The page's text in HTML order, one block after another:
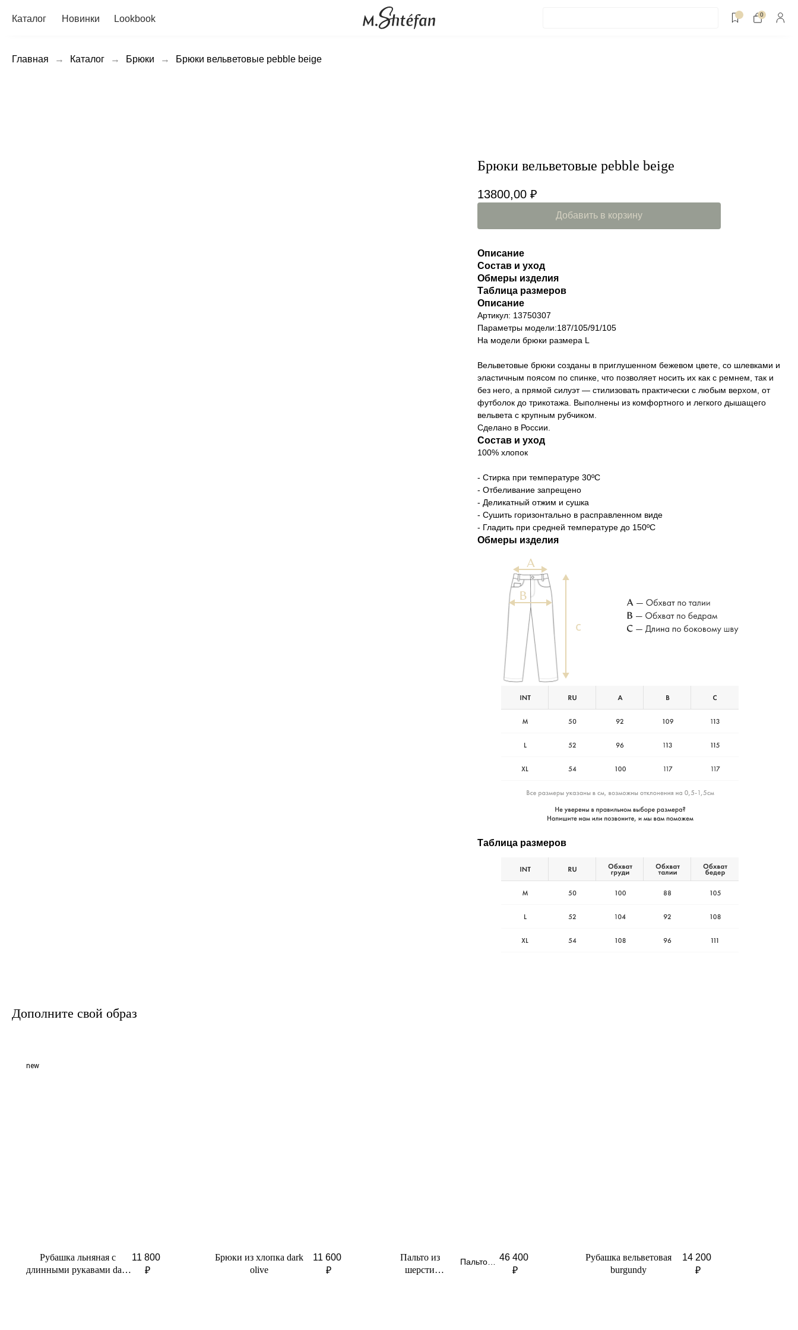
Каталог Новинки Lookbook 0
Главная → Каталог → Брюки → Брюки вельветовые pebble beige
Брюки вельветовые pebble beige
13800,00 ₽
Добавить в корзину
Описание
Состав и уход
Обмеры изделия
Таблица размеров
Описание
Артикул: 13750307
Параметры модели:187/105/91/105
На модели брюки размера L
Вельветовые брюки созданы в приглушенном бежевом цвете, со шлевками и
эластичным поясом по спинке, что позволяет носить их как с ремнем, так и
без него, а прямой силуэт — стилизовать практически с любым верхом, от
футболок до трикотажа. Выполнены из комфортного и легкого дышащего
вельвета с крупным рубчиком.
Сделано в России.
Состав и уход
100% хлопок
- Стирка при температуре 30ºC
- Отбеливание запрещено
- Деликатный отжим и сушка
- Сушить горизонтально в расправленном виде
- Гладить при средней температуре до 150ºC
Обмеры изделия
Таблица размеров
Дополните свой образ
new
Рубашка льняная с
длинными рукавами dark
11 800
₽
Брюки из хлопка dark
olive
11 600
₽
Пальто из
шерсти
Пальто
46 400
₽
Рубашка вельветовая
burgundy
14 200
₽